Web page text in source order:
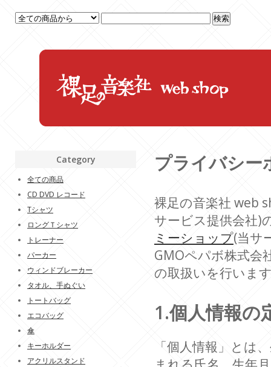
プライバシー
裸足の音楽社 web
サービス提供会社
ミーショップ(当サ
GMOペパボ株式会
の取扱いを行いま
1.個人情報の
「個人情報」とは
Category
全ての商品
CD DVD レコード
Tシャツ
ロングＴシャツ
トレーナー
パーカー
ウィンドブレーカー
タオル、手ぬぐい
トートバッグ
エコバッグ
傘
キーホルダー
アクリルスタンド